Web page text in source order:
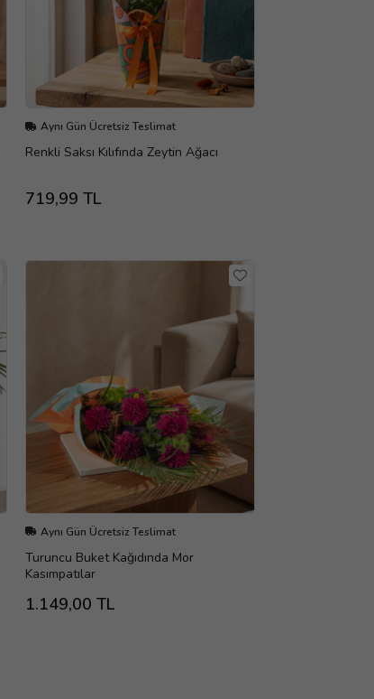
Aynı Gün Ücretsiz Teslimat
Renkli Saksı Kılıfında Zeytin Ağacı
719,99 TL
Aynı Gün Ücretsiz Teslimat
Turuncu Buket Kağıdında Mor
Kasımpatılar
1.149,00 TL